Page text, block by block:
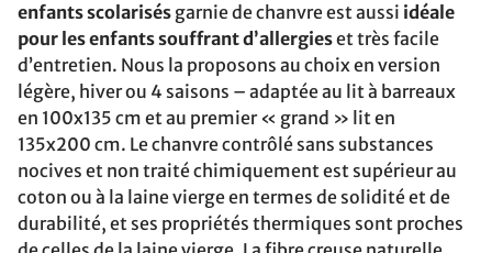
enfants scolarisés garnie de chanvre est aussi idéale
pour les enfants souffrant d’allergieset très facile
d’entretien. Nous la proposons au choix en version
légère, hiver ou 4 saisons – adaptée au lit à barreaux
en 100x135 cm et au premier « grand » lit en
135x200 cm. Le chanvre contrôlé sans substances
nocives et non traité chimiquement est supérieur au
coton ou à la laine vierge en termes de solidité et de
durabilité, et ses propriétés thermiques sont proches